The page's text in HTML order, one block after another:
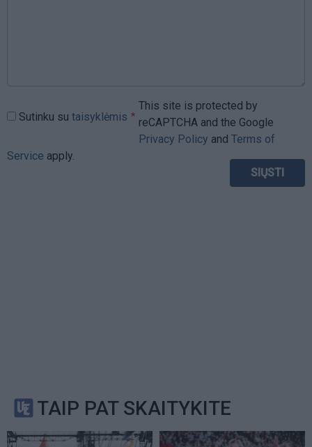
Sutinku su taisyklėmis
This site is protected by
reCAPTCHA and the Google
Privacy Policy and Terms of
Service apply.
TAIP PAT SKAITYKITE